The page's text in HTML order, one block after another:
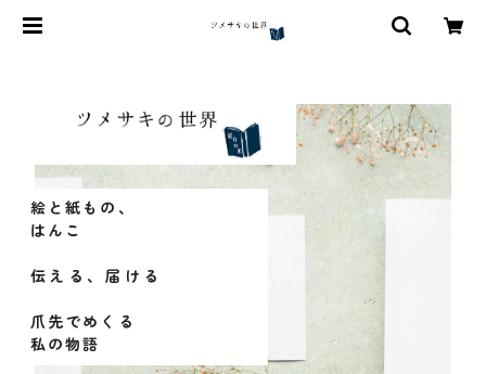
絵と紙もの、
はんこ
伝える、届ける
爪先でめくる
私の物語